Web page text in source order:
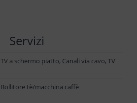
Servizi
TV a schermo piatto, Canali via cavo, TV
Bollitore tè/macchina caffè